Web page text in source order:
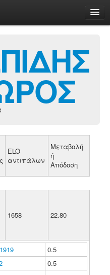
ELO
αντιπάλων
Μεταβολή
ή
Απόδοση
1658 22.80
0.5
0.5